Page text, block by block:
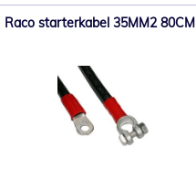
Raco starterkabel 35MM2 80CM